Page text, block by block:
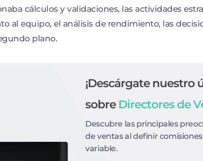
cálculos y validaciones, las actividades
al equipo, el análisis de rendimiento, las
plano.
¡Descárgate
sobre Directores de
Descubre las principales
de ventas al definir
variable.